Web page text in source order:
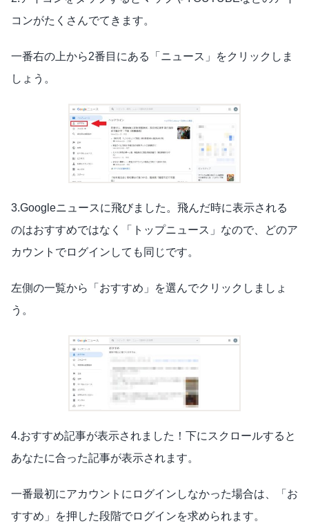
コンがたくさんでてきます。
一番右の上から2番目にある「ニュース」をクリックしま
しょう。
3.Googleニュースに飛びました。飛んだ時に表示される
のはおすすめではなく「トップニュース」なので、どのア
カウントでログインしても同じです。
左側の一覧から「おすすめ」を選んでクリックしましょ
う。
4.おすすめ記事が表示されました！下にスクロールすると
あなたに合った記事が表示されます。
一番最初にアカウントにログインしなかった場合は、「お
すすめ」を押した段階でログインを求められます。